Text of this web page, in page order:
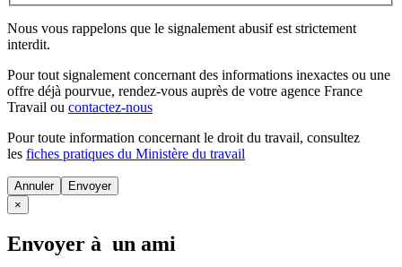
Nous vous rappelons que le signalement abusif est strictement
interdit.
Pour tout signalement concernant des informations inexactes ou une
offre déjà pourvue, rendez-vous auprès de votre agence France
Travail ou contactez-nous
Pour toute information concernant le droit du travail, consultez
les fiches pratiques du Ministère du travail
Annuler
×
Envoyer à un ami